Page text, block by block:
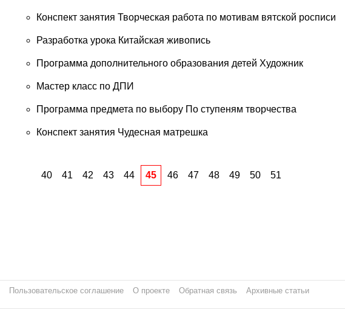
Конспект занятия Творческая работа по мотивам вятской росписи
Разработка урока Китайская живопись
Программа дополнительного образования детей Художник
Мастер класс по ДПИ
Программа предмета по выбору По ступеням творчества
Конспект занятия Чудесная матрешка
40 41 42 43 44 45 46 47 48 49 50 51
Пользовательское соглашение О проекте Обратная связь Архивные статьи